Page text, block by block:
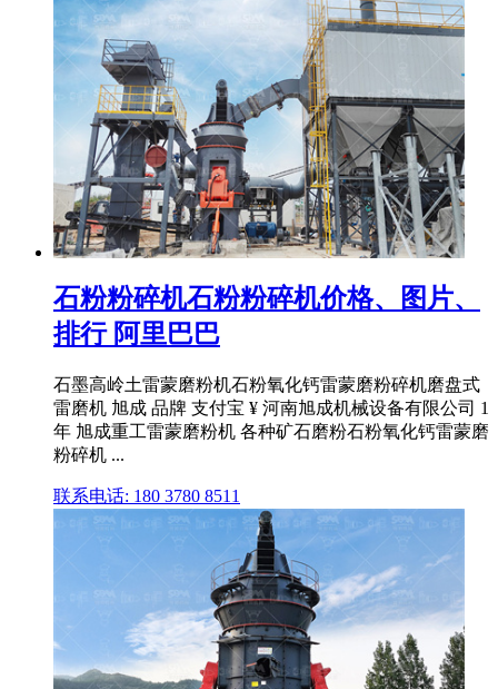
石粉粉碎机石粉粉碎机价格、图片、
排行 阿里巴巴
石墨高岭土雷蒙磨粉机石粉氧化钙雷蒙磨粉碎机磨盘式
雷磨机 旭成 品牌 支付宝 ¥ 河南旭成机械设备有限公司 1
年 旭成重工雷蒙磨粉机 各种矿石磨粉石粉氧化钙雷蒙磨
粉碎机 ...
联系电话: 180 3780 8511